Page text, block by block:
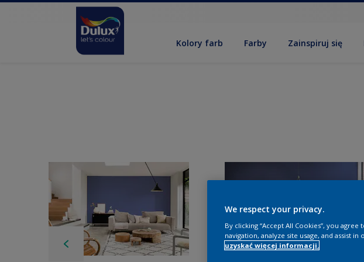
Kolory farb Farby Zainspiruj się
We respect your privacy.
By clicking “Accept All Cookies”, you
navigation, analyze site usage, and assist
uzyskać więcej informacji.